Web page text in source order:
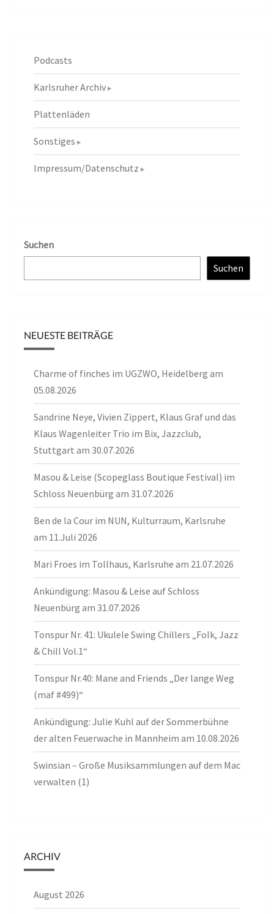
Podcasts
Karlsruher Archiv
Plattenläden
Sonstiges
Impressum/Datenschutz
Suchen
Suchen
NEUESTE BEITRÄGE
Charme of finches im UGZWO, Heidelberg am
05.08.2026
Sandrine Neye, Vivien Zippert, Klaus Graf und das
Klaus Wagenleiter Trio im Bix, Jazzclub,
Stuttgart am 30.07.2026
Masou & Leise (Scopeglass Boutique Festival) im
Schloss Neuenbürg am 31.07.2026
Ben de la Cour im NUN, Kulturraum, Karlsruhe
am 11.Juli 2026
Mari Froes im Tollhaus, Karlsruhe am 21.07.2026
Ankündigung: Masou & Leise auf Schloss
Neuenbürg am 31.07.2026
Tonspur Nr. 41: Ukulele Swing Chillers „Folk, Jazz
& Chill Vol.1“
Tonspur Nr.40: Mane and Friends „Der lange Weg
(maf #499)“
Ankündigung: Julie Kuhl auf der Sommerbühne
der alten Feuerwache in Mannheim am 10.08.2026
Swinsian – Große Musiksammlungen auf dem Mac
verwalten (1)
ARCHIV
August 2026